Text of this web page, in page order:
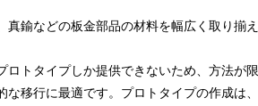
鍮などの板金部品の材料を幅広く取り揃
トタイプしか提供できないため、方法が限
移行に最適です。プロトタイプの作成は